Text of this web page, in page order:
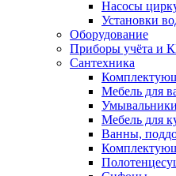
Насосы
Установки
Оборудование
Приборы учёта и
Сантехника
Мебель для
Мебель для
Ванны,